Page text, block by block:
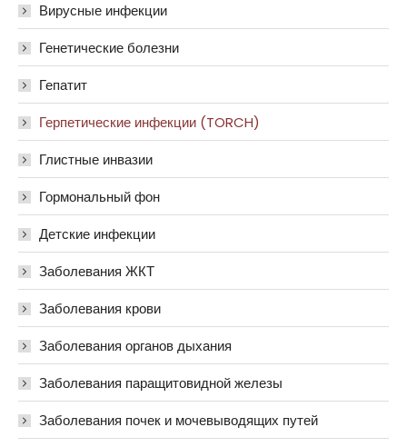
Вирусные инфекции
Генетические болезни
Гепатит
Герпетические инфекции (TORCH)
Глистные инвазии
Гормональный фон
Детские инфекции
Заболевания ЖКТ
Заболевания крови
Заболевания органов дыхания
Заболевания паращитовидной железы
Заболевания почек и мочевыводящих путей